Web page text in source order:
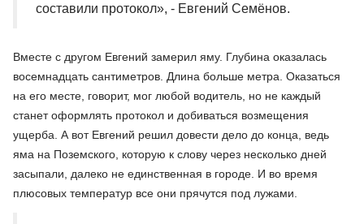
составили протокол», - Евгений Семёнов.
Вместе с другом Евгений замерил яму. Глубина оказалась
восемнадцать сантиметров. Длина больше метра. Оказаться
на его месте, говорит, мог любой водитель, но не каждый
станет оформлять протокол и добиваться возмещения
ущерба. А вот Евгений решил довести дело до конца, ведь
яма на Поземского, которую к слову через несколько дней
засыпали, далеко не единственная в городе. И во время
плюсовых температур все они прячутся под лужами.